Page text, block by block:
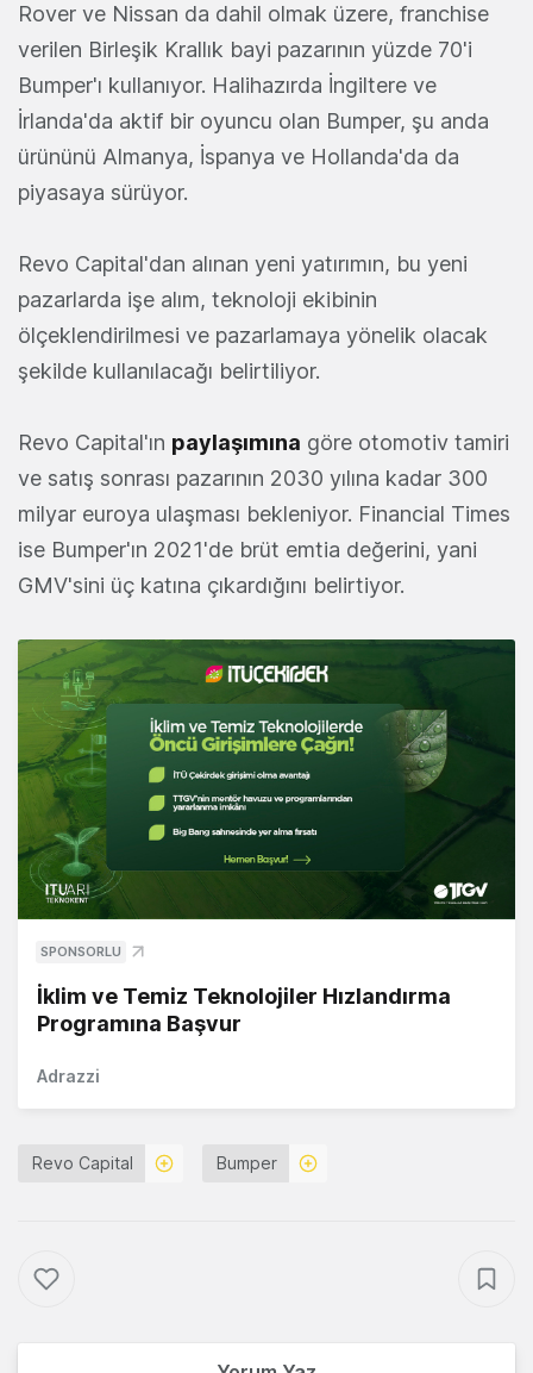
Rover ve Nissan da dahil olmak üzere, franchise
verilen Birleşik Krallık bayi pazarının yüzde 70'i
Bumper'ı kullanıyor. Halihazırda İngiltere ve
İrlanda'da aktif bir oyuncu olan Bumper, şu anda
ürününü Almanya, İspanya ve Hollanda'da da
piyasaya sürüyor.
Revo Capital'dan alınan yeni yatırımın, bu yeni
pazarlarda işe alım, teknoloji ekibinin
ölçeklendirilmesi ve pazarlamaya yönelik olacak
şekilde kullanılacağı belirtiliyor.
Revo Capital'ın paylaşımına göre otomotiv tamiri
ve satış sonrası pazarının 2030 yılına kadar 300
milyar euroya ulaşması bekleniyor. Financial Times
ise Bumper'ın 2021'de brüt emtia değerini, yani
GMV'sini üç katına çıkardığını belirtiyor.
SPONSORLU
İklim ve Temiz Teknolojiler Hızlandırma
Programına Başvur
Adrazzi
Revo Capital Bumper